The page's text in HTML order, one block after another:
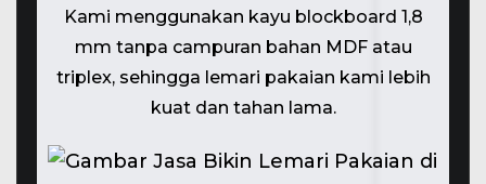
Kami menggunakan kayu blockboard 1,8
mm tanpa campuran bahan MDF atau
triplex, sehingga lemari pakaian kami lebih
kuat dan tahan lama.